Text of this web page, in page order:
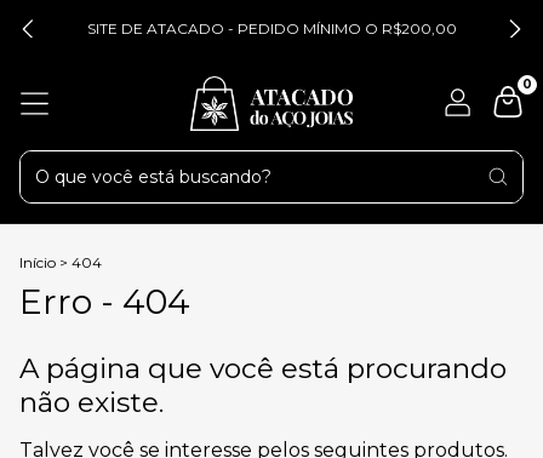
SITE DE ATACADO - PEDIDO MÍNIMO O R$200,00
0
Início > 404
Erro - 404
A página que você está procurando
não existe.
Talvez você se interesse pelos seguintes produtos.